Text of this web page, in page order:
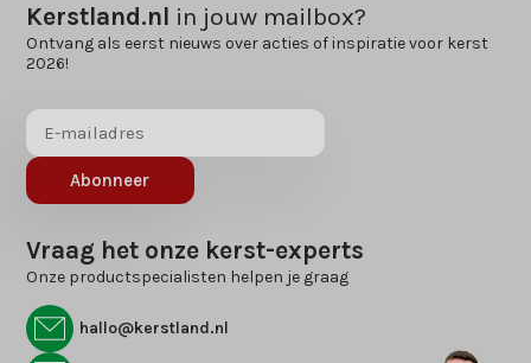
Kerstland.nl in jouw mailbox?
Ontvang als eerst nieuws over acties of inspiratie voor kerst
2026!
Abonneer
Vraag het onze kerst-experts
Onze productspecialisten helpen je graag
hallo@kerstland.nl